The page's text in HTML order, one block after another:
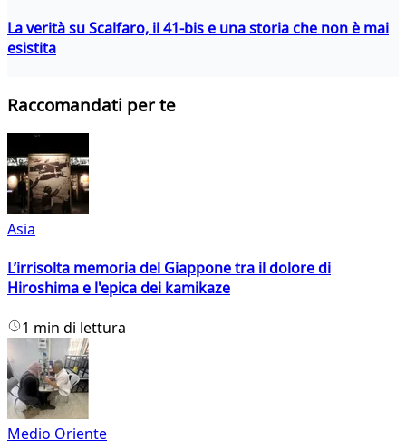
La verità su Scalfaro, il 41-bis e una storia che non è mai
esistita
Raccomandati per te
Asia
L’irrisolta memoria del Giappone tra il dolore di
Hiroshima e l'epica dei kamikaze
1 min di lettura
Medio Oriente